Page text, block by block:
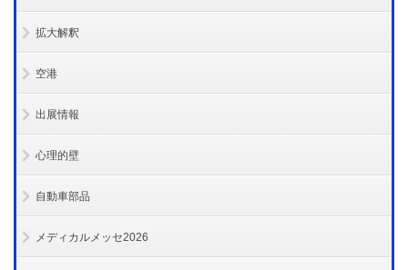
拡大解釈
空港
出展情報
心理的壁
自動車部品
メディカルメッセ2026